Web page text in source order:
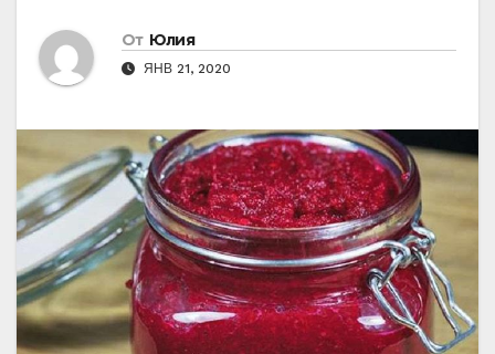
От Юлия
ЯНВ 21, 2020